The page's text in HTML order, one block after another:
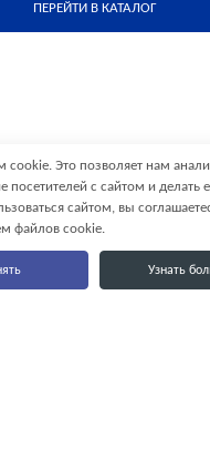
ПЕРЕЙТИ В КАТАЛОГ
Это позволяет нам
посетителей с сайтом и делать
сайтом, вы
файлов cookie.
Узнать